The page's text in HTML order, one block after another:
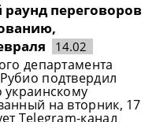
переговоров
14.02
департамента
подтвердил
на вторник, 17
Telegram-канал